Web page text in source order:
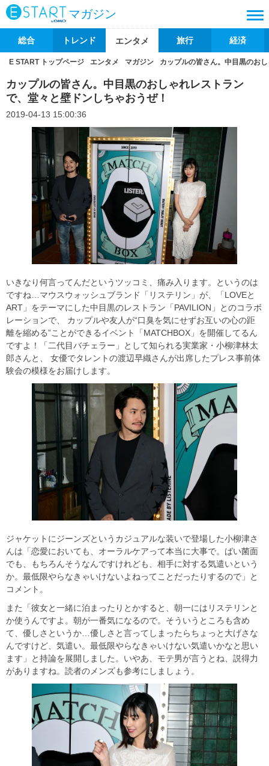
マガジン
総合 トレンド エンタメ 旅行 経済
E START トップページ エンタメ マガジン カップルの皆さん。中目黒のお
カップルの皆さん。中目黒のおしゃれレストラン
で、堂々と壁ドンしちゃおうぜ！
2019-04-13 15:00:36
いきなり何言ってんだというツッコミ、痛み入ります。というのは
ですね…マウスウォッシュブランド「リステリン」が、「LOVEと
ART」をテーマにした中目黒のレストラン「PAVILION」とのコラボ
レーションで、 カップルや友人が“口臭を気にせずお互いの心の距
離を縮める”ことができるイベント「MATCHBOX」を開催してるん
ですよ！「二代目バチェラー」として知られる実業家・小柳津林太
郎さんと、 女優でタレントの渡辺早織さんが出席したプレス事前体
験会の模様をお届けします。
ジャケットにジーンズというカジュアルな装いで登場した小柳津さ
んは「恋愛においても、オーラルケアって本当に大事で。ばい菌面
でも、もちろんそうなんですけれども、相手に対する気遣いという
か。最低限やらなきゃいけないよねってことだったりするので」と
コメント。
また「彼女と一緒に泊まったりとかすると、朝一にはリステリンと
か使うんですよ。朝が一番気になるので。そういうところも含め
て、優しさというか…優しさと言ってしまったらちょっと大げさな
んですけど、気遣い。最低限やらなきゃいけない気遣いかなと思い
ます」と持論を展開しました。いやあ、モテ男が言うとね、説得力
がありますね。読者のメンズも参考にしましょう。